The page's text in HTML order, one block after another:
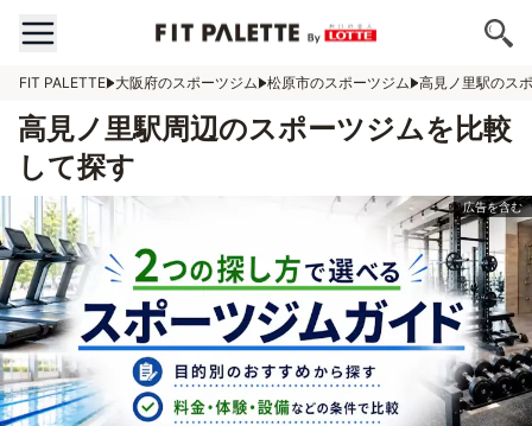
FIT PALETTE 大阪府のスポーツジム 松原市のスポーツジム 高見ノ里駅のス
高見ノ里駅周辺のスポーツジムを比較
して探す